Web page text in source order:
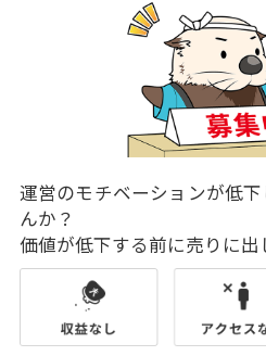
運営のモチベーションが低
んか？
価値が低下する前に売りに出